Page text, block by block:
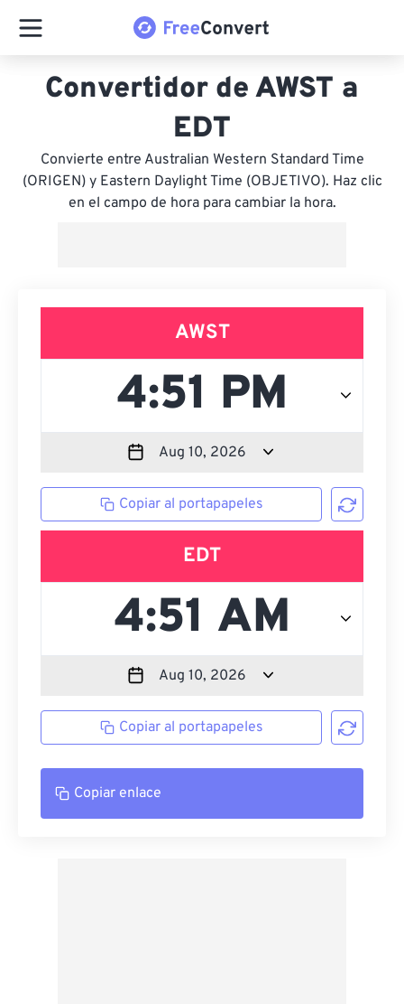
Convertidor de AWST a
EDT
Convierte entre Australian Western Standard Time
(ORIGEN) y Eastern Daylight Time (OBJETIVO). Haz clic
en el campo de hora para cambiar la hora.
AWST
Copiar al portapapeles
EDT
Copiar al portapapeles
Copiar enlace